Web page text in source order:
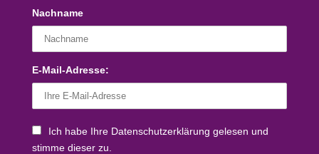
Nachname
E-Mail-Adresse:
Ich habe Ihre Datenschutzerklärung gelesen und
stimme dieser zu.